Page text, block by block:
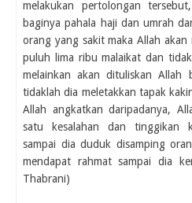
melakukan pertolongan
baginya pahala haji dan umrah
orang yang sakit maka Allah
puluh lima ribu malaikat dan
melainkan akan dituliskan Allah
tidaklah dia meletakkan tapak
Allah angkatkan daripadanya,
satu kesalahan dan tinggikan
sampai dia duduk disamping
mendapat rahmat sampai dia
Thabrani)